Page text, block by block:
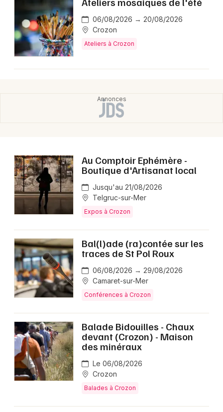
06/08/2026 → 20/08/2026
Crozon
Ateliers à Crozon
Au Comptoir Ephémère -
Boutique d'Artisanat local
Jusqu'au 21/08/2026
Telgruc-sur-Mer
Expos à Crozon
Bal(l)ade (ra)contée sur les
traces de St Pol Roux
06/08/2026 → 29/08/2026
Camaret-sur-Mer
Conférences à Crozon
Balade Bidouilles - Chaux
devant (Crozon) - Maison
des minéraux
Le 06/08/2026
Crozon
Balades à Crozon